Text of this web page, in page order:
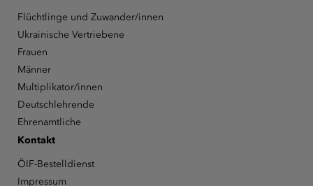
Flüchtlinge und Zuwander/innen
Ukrainische Vertriebene
Frauen
Männer
Multiplikator/innen
Deutschlehrende
Ehrenamtliche
Kontakt
ÖIF-Bestelldienst
Impressum